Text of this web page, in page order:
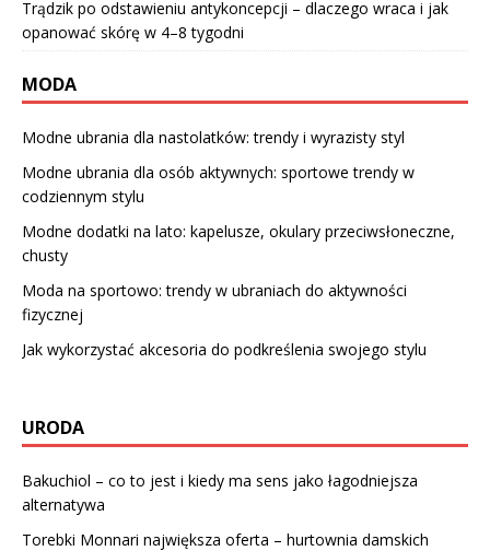
Trądzik po odstawieniu antykoncepcji – dlaczego wraca i jak
opanować skórę w 4–8 tygodni
MODA
Modne ubrania dla nastolatków: trendy i wyrazisty styl
Modne ubrania dla osób aktywnych: sportowe trendy w
codziennym stylu
Modne dodatki na lato: kapelusze, okulary przeciwsłoneczne,
chusty
Moda na sportowo: trendy w ubraniach do aktywności
fizycznej
Jak wykorzystać akcesoria do podkreślenia swojego stylu
URODA
Bakuchiol – co to jest i kiedy ma sens jako łagodniejsza
alternatywa
Torebki Monnari największa oferta – hurtownia damskich